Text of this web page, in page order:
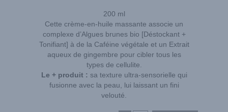
200 ml
Cette crème-en-huile massante associe un
complexe d’Algues brunes bio [Déstockant +
Tonifiant] à de la Caféine végétale et un Extrait
aqueux de gingembre pour cibler tous les
types de cellulite.
Le + produit : sa texture ultra-sensorielle qui
fusionne avec la peau, lui laissant un fini
velouté.